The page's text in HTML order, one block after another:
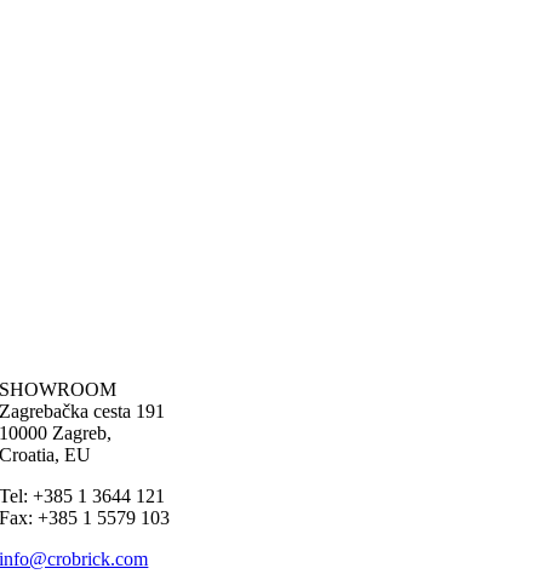
SHOWROOM
Zagrebačka cesta 191
10000 Zagreb,
Croatia, EU
Tel: +385 1 3644 121
Fax: +385 1 5579 103
info@crobrick.com